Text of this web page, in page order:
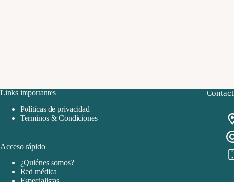
Links importantes
Políticas de privacidad
Terminos & Condiciones
Acceso rápido
¿Quiénes somos?
Red médica
Especialistas